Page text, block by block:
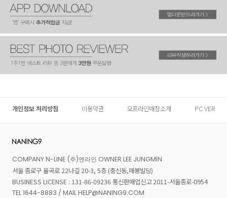
개인정보 처리방침 이용약관 오프라인매장소개 PC VER
COMPANY N-LINE (주)엔라인 OWNER LEE JUNGMIN
서울 종로구 율곡로 22나길 20-3, 5층 (충신동,매봉빌딩)
BUSINESS LICENSE : 131-86-09236 통신판매업신고 2011-서울종로-0954
TEL 1644-8883 / MAIL HELP@NANING9.COM